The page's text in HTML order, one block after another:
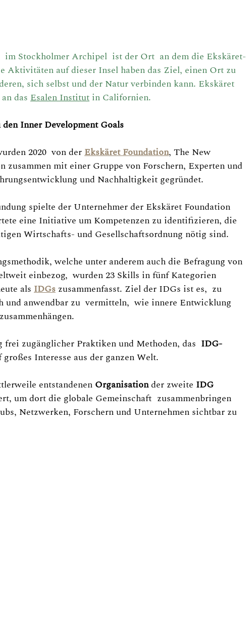
im Stockholmer Archipel  ist der Ort  an dem die Ekskäret-
Aktivitäten auf dieser Insel haben das Ziel, einen Ort zu
sich selbst und der Natur verbinden kann. Ekskäret
das Esalen Institut in Californien.
Inner Development Goals
2020  von der Ekskäret Foundation, The New
zusammen mit einer Gruppe von Forschern, Experten und
und Nachhaltigkeit gegründet.
spielte der Unternehmer der Ekskäret Foundation
eine Initiative um Kompetenzen zu identifizieren, die
Wirtschafts- und Gesellschaftsordnung nötig sind.
welche unter anderem auch die Befragung von
einbezog,  wurden 23 Skills in fünf Kategorien
als IDGs zusammenfasst. Ziel der IDGs ist es,  zu
und anwendbar zu  vermitteln,  wie innere Entwicklung
frei zugänglicher Praktiken und Methoden, das IDG-
Interesse aus der ganzen Welt.
entstandenen Organisation der zweite IDG
um dort die globale Gemeinschaft  zusammenbringen
Netzwerken, Forschern und Unternehmen sichtbar zu